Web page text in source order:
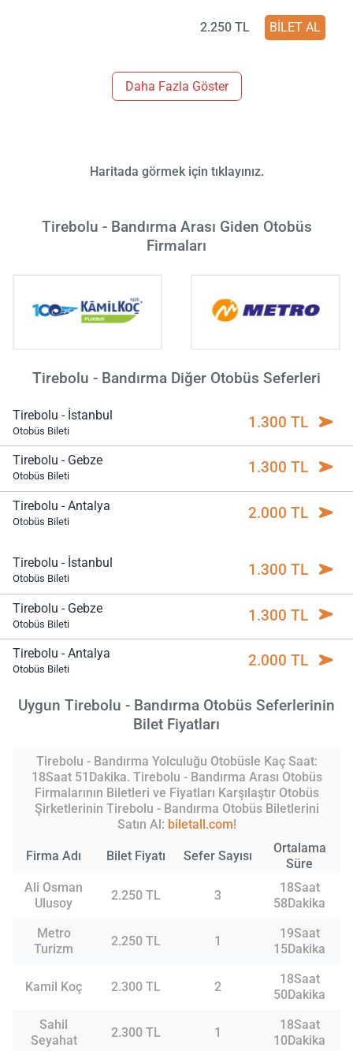
2.250 TL BİLET AL
Daha Fazla Göster
Haritada görmek için tıklayınız.
Tirebolu - Bandırma Arası Giden Otobüs
Firmaları
Tirebolu - Bandırma Diğer Otobüs Seferleri
Tirebolu - İstanbul
Otobüs Bileti 1.300 TL
Tirebolu - Gebze
Otobüs Bileti 1.300 TL
Tirebolu - Antalya
Otobüs Bileti 2.000 TL
Tirebolu - İstanbul
Otobüs Bileti 1.300 TL
Tirebolu - Gebze
Otobüs Bileti 1.300 TL
Tirebolu - Antalya
Otobüs Bileti 2.000 TL
Uygun Tirebolu - Bandırma Otobüs Seferlerinin
Bilet Fiyatları
Tirebolu - Bandırma Yolculuğu Otobüsle Kaç Saat:
18Saat 51Dakika. Tirebolu - Bandırma Arası Otobüs
Firmalarının Biletleri ve Fiyatları Karşılaştır Otobüs
Şirketlerinin Tirebolu - Bandırma Otobüs Biletlerini
Satın Al: biletall.com!
Firma Adı Bilet Fiyatı Sefer Sayısı
Ortalama
Süre
Ali Osman
Ulusoy
2.250 TL 3
18Saat
58Dakika
Metro
Turizm
2.250 TL 1
19Saat
15Dakika
Kamil Koç 2.300 TL 2
18Saat
50Dakika
Sahil
Seyahat
2.300 TL 1
18Saat
10Dakika